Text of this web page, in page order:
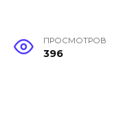
ПРОСМОТРОВ
396